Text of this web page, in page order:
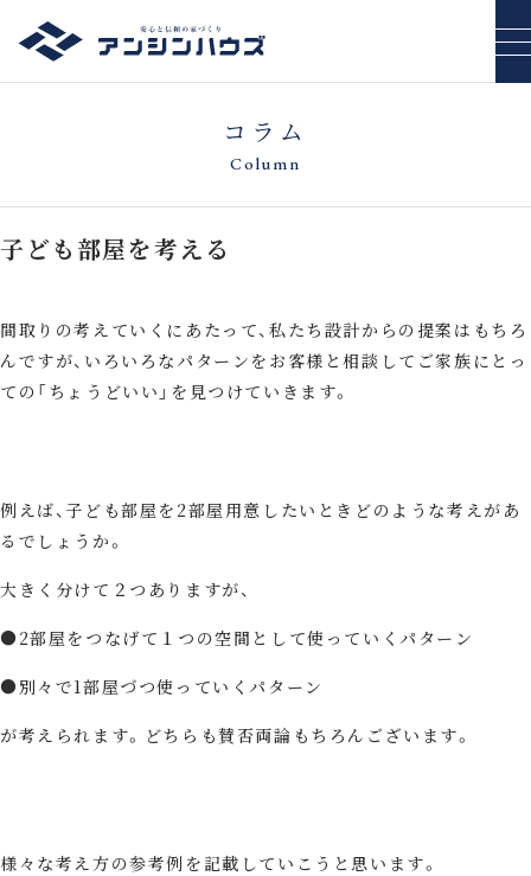
コラム
Column
子ども部屋を考える
間取りの考えていくにあたって、私たち設計からの提案はもちろ
んですが、いろいろなパターンをお客様と相談してご家族にとっ
ての「ちょうどいい」を見つけていきます。
例えば、子ども部屋を2部屋用意したいときどのような考えがあ
るでしょうか。
大きく分けて２つありますが、
●2部屋をつなげて１つの空間として使っていくパターン
●別々で1部屋づつ使っていくパターン
が考えられます。どちらも賛否両論もちろんございます。
様々な考え方の参考例を記載していこうと思います。